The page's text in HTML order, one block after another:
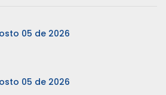
05 de 2026
05 de 2026